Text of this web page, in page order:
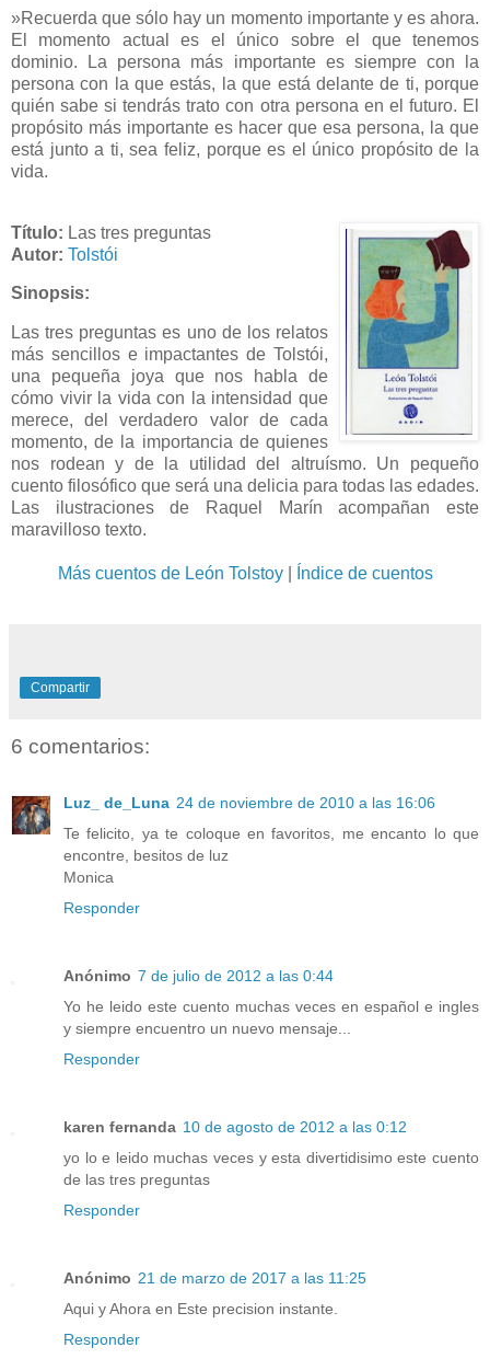
»Recuerda que sólo hay un momento importante y es ahora.
El momento actual es el único sobre el que tenemos
dominio. La persona más importante es siempre con la
persona con la que estás, la que está delante de ti, porque
quién sabe si tendrás trato con otra persona en el futuro. El
propósito más importante es hacer que esa persona, la que
está junto a ti, sea feliz, porque es el único propósito de la
vida.
Título: Las tres preguntas
Autor: Tolstói
Sinopsis:
Las tres preguntas es uno de los relatos
más sencillos e impactantes de Tolstói,
una pequeña joya que nos habla de
cómo vivir la vida con la intensidad que
merece, del verdadero valor de cada
momento, de la importancia de quienes
nos rodean y de la utilidad del altruísmo. Un pequeño
cuento filosófico que será una delicia para todas las edades.
Las ilustraciones de Raquel Marín acompañan este
maravilloso texto.
Más cuentos de León Tolstoy| Índice de cuentos
Compartir
6 comentarios:
Luz_ de_Luna 24 de noviembre de 2010 a las 16:06
Te felicito, ya te coloque en favoritos, me encanto lo que
encontre, besitos de luz
Monica
Responder
Anónimo 7 de julio de 2012 a las 0:44
Yo he leido este cuento muchas veces en español e ingles
y siempre encuentro un nuevo mensaje...
Responder
karen fernanda 10 de agosto de 2012 a las 0:12
yo lo e leido muchas veces y esta divertidisimo este cuento
de las tres preguntas
Responder
Anónimo 21 de marzo de 2017 a las 11:25
Aqui y Ahora en Este precision instante.
Responder